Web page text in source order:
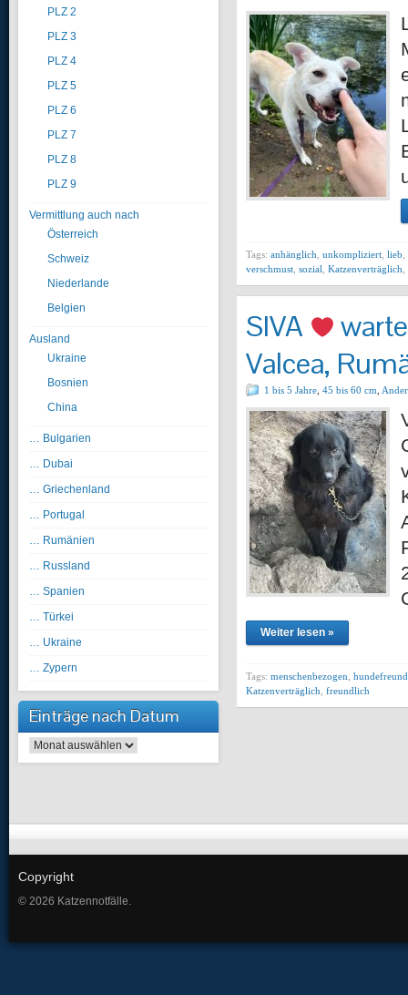
PLZ 2
PLZ 3
PLZ 4
PLZ 5
PLZ 6
PLZ 7
PLZ 8
PLZ 9
Vermittlung auch nach
Österreich
Schweiz
Niederlande
Belgien
Ausland
Ukraine
Bosnien
China
… Bulgarien
… Dubai
… Griechenland
… Portugal
… Rumänien
… Russland
… Spanien
… Türkei
… Ukraine
… Zypern
Einträge nach Datum
Einträge nach Datum
Tags: anhänglich unkompliziert lieb
verschmust sozial Katzenverträglich
SIVA
Valcea,
1 bis 5 Jahre 45 bis 60 cm
Weiter lesen »
Tags: menschenbezogen
Katzenverträglich freundlich
Copyright
© 2026 Katzennotfälle.